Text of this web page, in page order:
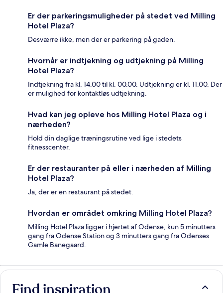
Er der parkeringsmuligheder på stedet ved Milling
Hotel Plaza?
Desværre ikke, men der er parkering på gaden.
Hvornår er indtjekning og udtjekning på Milling
Hotel Plaza?
Indtjekning fra kl. 14.00 til kl. 00.00. Udtjekning er kl. 11.00. Der
er mulighed for kontaktløs udtjekning.
Hvad kan jeg opleve hos Milling Hotel Plaza og i
nærheden?
Hold din daglige træningsrutine ved lige i stedets
fitnesscenter.
Er der restauranter på eller i nærheden af Milling
Hotel Plaza?
Ja, der er en restaurant på stedet.
Hvordan er området omkring Milling Hotel Plaza?
Milling Hotel Plaza ligger i hjertet af Odense, kun 5 minutters
gang fra Odense Station og 3 minutters gang fra Odenses
Gamle Banegaard.